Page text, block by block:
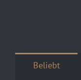
Beliebt